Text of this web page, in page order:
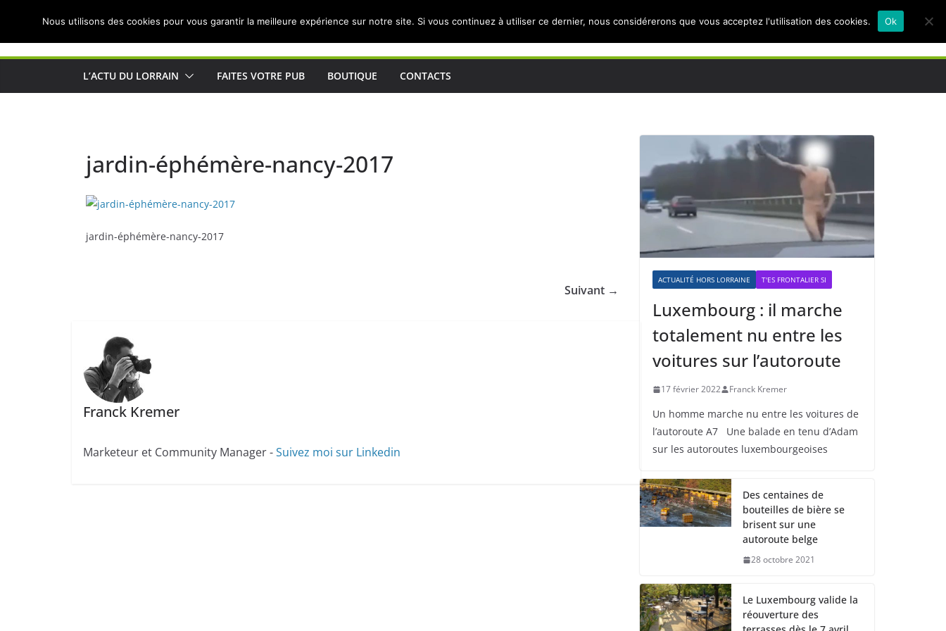
Actualités de Lorraine pour les Lorrains
L’ACTU DU LORRAIN FAITES VOTRE PUB BOUTIQUE CONTACTS
jardin-éphémère-nancy-2017
jardin-éphémère-nancy-2017
Suivant →
Franck Kremer
Marketeur et Community Manager -Suivez moi sur Linkedin
ACTUALITÉ HORS LORRAINE T'ES FRONTALIER SI
Luxembourg : il marche
totalement nu entre les
voitures sur l’autoroute
17 février 2022 Franck Kremer
Un homme marche nu entre les voitures de
l’autoroute A7 Une balade en tenu d’Adam
sur les autoroutes luxembourgeoises
Des centaines de
bouteilles de bière se
brisent sur une
autoroute belge
28 octobre 2021
Le Luxembourg valide la
réouverture des
Nous utilisons des cookies pour vous garantir la meilleure expérience sur notre site. Si vous continuez à utiliser ce dernier, nous considérerons que vous acceptez l'utilisation des cookies. Ok